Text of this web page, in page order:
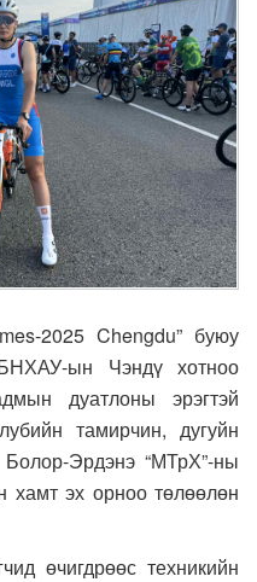
2025 Chengdu” буюу
ын Чэндү хотноо
дуатлоны эрэгтэй
тамирчин, дугуйн
Эрдэнэ “МТрХ”-ны
хамт эх орноо төлөөлөн
өчигдрөөс техникийн